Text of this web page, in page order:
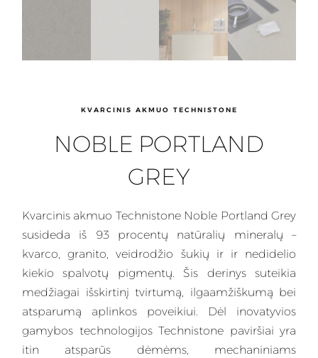
KVARCINIS AKMUO TECHNISTONE
NOBLE PORTLAND
GREY
Kvarcinis akmuo Technistone Noble Portland Grey
susideda iš 93 procentų natūralių mineralų –
kvarco, granito, veidrodžio šukių ir ir nedidelio
kiekio spalvotų pigmentų. Šis derinyssuteikia
medžiagai išskirtinį tvirtumą, ilgaamžiškumą bei
atsparumą aplinkos poveikiui. Dėl inovatyvios
gamybos technologijos Technistone paviršiai yra
itin atsparūs dėmėms, mechaniniams